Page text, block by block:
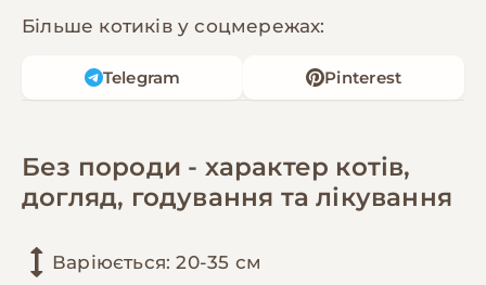
Більше котиків у соцмережах:
Telegram Pinterest
Без породи - характер котів,
догляд, годування та лікування
Варіюється: 20-35 см